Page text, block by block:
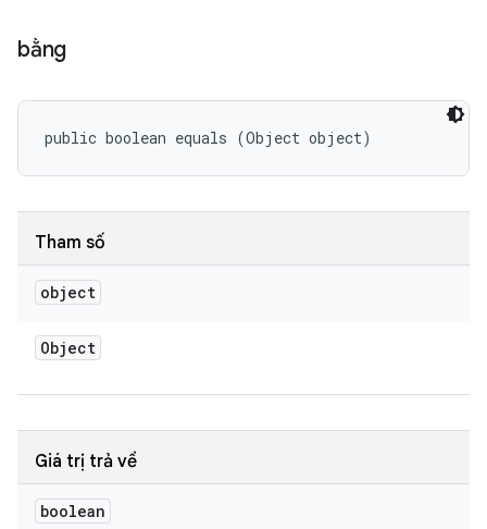
bằng
public boolean equals (Object object)
Tham số
object
Object
Giá trị trả về
boolean